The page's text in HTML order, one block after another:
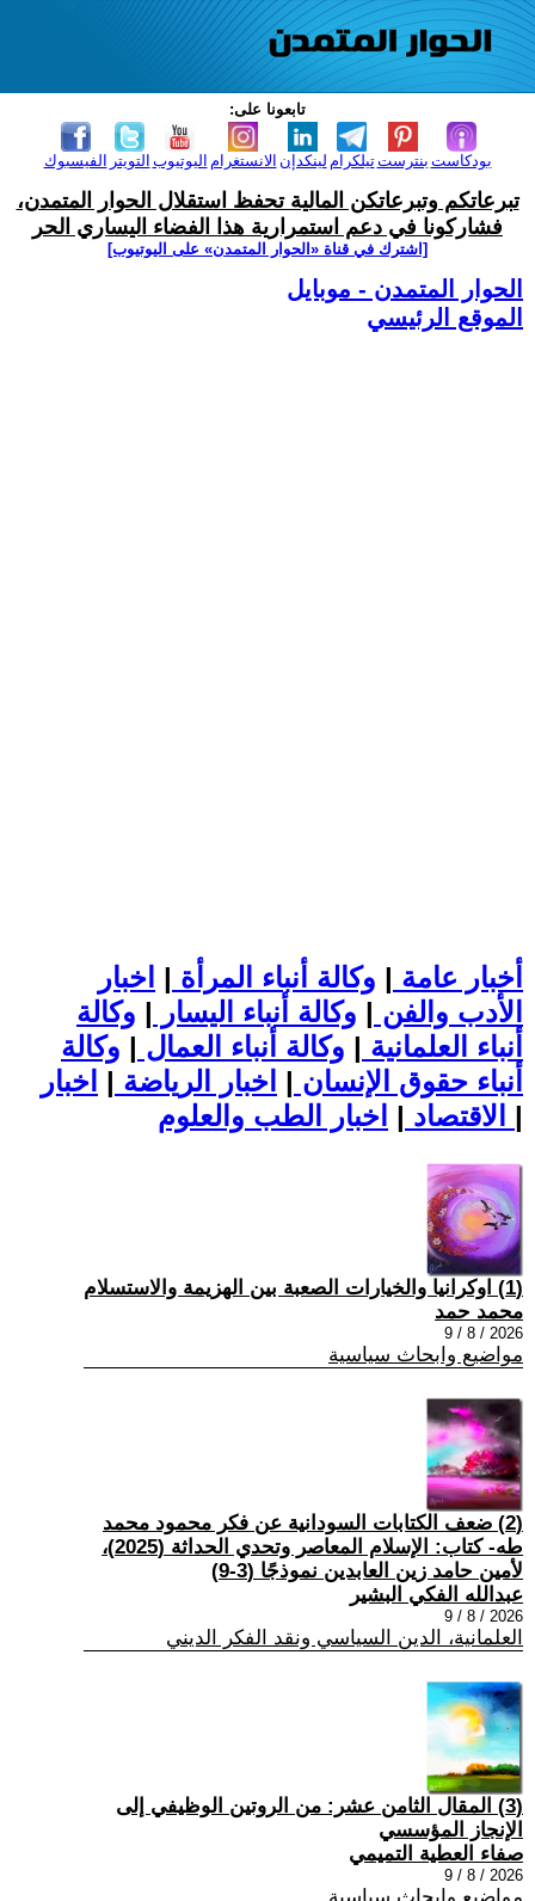
تابعونا على:
الفيسبوك التويتر اليوتيوب الانستغرام لينكدإن تيلكرامبنترست بودكاست
تبرعاتكم وتبرعاتكن المالية تحفظ استقلال الحوار المتمدن،
فشاركونا في دعم استمرارية هذا الفضاء اليساري الحر
[اشترك في قناة ‫«الحوار المتمدن» على اليوتيوب]
الحوار المتمدن - موبايل
الموقع الرئيسي
أخبار عامة | وكالة أنباء المرأة | اخبار
الأدب والفن | وكالة أنباء اليسار | وكالة
أنباء العلمانية | وكالة أنباء العمال | وكالة
أنباء حقوق الإنسان | اخبار الرياضة | اخبار
الاقتصاد | |
(1) اوكرانيا والخيارات الصعبة بين الهزيمة والاستسلام
محمد حمد
2026 / 8 / 9
مواضيع وابحاث سياسية
(2) ضعف الكتابات السودانية عن فكر محمود محمد
طه- كتاب: الإسلام المعاصر وتحدي الحداثة (2025)،
لأمين حامد زين العابدين نموذجًا (3-9)
عبدالله الفكي البشير
2026 / 8 / 9
العلمانية، الدين السياسي ونقد الفكر الديني
(3) المقال الثامن عشر: من الروتين الوظيفي إلى
الإنجاز المؤسسي
صفاء العطية التميمي
2026 / 8 / 9